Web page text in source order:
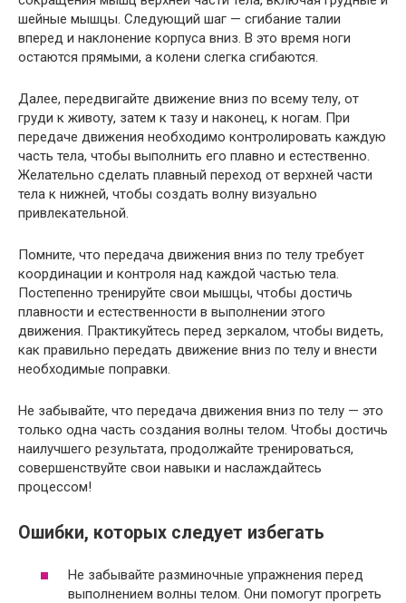
шейные мышцы. Следующий шаг — сгибание талии
вперед и наклонение корпуса вниз. В это время ноги
остаются прямыми, а колени слегка сгибаются.
Далее, передвигайте движение вниз по всему телу, от
груди к животу, затем к тазу и наконец, к ногам. При
передаче движения необходимо контролировать каждую
часть тела, чтобы выполнить его плавно и естественно.
Желательно сделать плавный переход от верхней части
тела к нижней, чтобы создать волну визуально
привлекательной.
Помните, что передача движения вниз по телу требует
координации и контроля над каждой частью тела.
Постепенно тренируйте свои мышцы, чтобы достичь
плавности и естественности в выполнении этого
движения. Практикуйтесь перед зеркалом, чтобы видеть,
как правильно передать движение вниз по телу и внести
необходимые поправки.
Не забывайте, что передача движения вниз по телу — это
только одна часть создания волны телом. Чтобы достичь
наилучшего результата, продолжайте тренироваться,
совершенствуйте свои навыки и наслаждайтесь
процессом!
Ошибки, которых следует избегать
Не забывайте разминочные упражнения перед
выполнением волны телом. Они помогут прогреть